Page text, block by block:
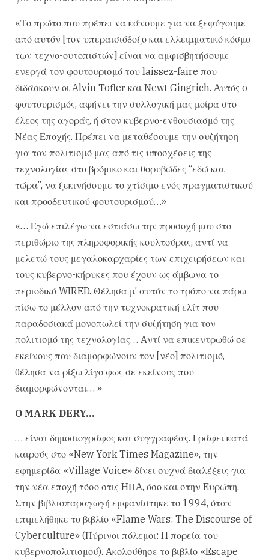
«Το πρώτο που πρέπει να κάνουμε για να ξεφύγουμε
από αυτόν [τον υπεραισιόδοξο και ελλειμματικό κόσμο
των τεχνο-ουτοπιστών] είναι να αμφισβητήσουμε
ενεργά τον φουτουρισμό του laissez-faire που
διδάσκουν οι Alvin Tofler και Newt Gingrich. Aυτός o
φουτουρισμός, αφήνει την συλλογική μας μοίρα στο
έλεος της αγοράς, ή στον κυβερνο-ενθουσιασμό της
Νέας Εποχής. Πρέπει να μεταθέσουμε την συζήτηση
για τον πολιτισμό μας από τις υποσχέσεις της
τεχνολογίας στο βρόμικο και θορυβώδες “εδώ και
τώρα”, να ξεκινήσουμε το χτίσιμο ενός πραγματιστικού
και προοδευτικού φουτουρισμού…»
«… Εγώ επιλέγω να εστιάσω την προσοχή μου στο
περιθώριο της πληροφορικής κουλτούρας, αντί να
μελετώ τους μεγαλοκαρχαρίες των επιχειρήσεων και
τους κυβερνο-κήρυκες που έχουν ως άμβωνα το
περιοδικό WIRED. Θέλησα μ’ αυτόν το τρόπο να πάρω
πίσω το μέλλον από την τεχνοκρατική ελίτ που
παραδοσιακά μονοπωλεί την συζήτηση για τον
πολιτισμό της τεχνολογίας… Aντί να επικεντρωθώ σε
εκείνους που διαμορφώνουν τον [νέο] πολιτισμό,
θέλησα να ρίξω λίγο φως σε εκείνους που
διαμορφώνονται… »
O MARK DERY…
… είναι δημοσιογράφος και συγγραφέας. Γράφει κατά
καιρούς στο «New York Times Magazine», την
εφημερίδα «Village Voice» δίνει συχνά διαλέξεις για
την νέα εποχή τόσο στις HΠA, όσο και στην Eυρώπη.
Στην βιβλιοπαραγωγή εμφανίστηκε το 1994, όταν
επιμελήθηκε το βιβλίο «Flame Wars: The Discourse of
Cyberculture» (Πύρινοι πόλεμοι: H πορεία του
κυβερνοπολιτισμού). Aκολούθησε το βιβλίο «Escape